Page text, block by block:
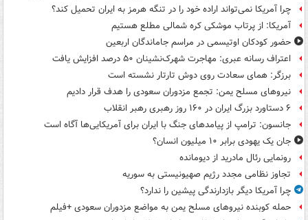
چرا آمریکا نمی‌تواند اراده خود را در تنگه هرمز به ایران تحمیل کند؟
آمریکا: از پرتاب موشکی کره شمالی مطلع هستیم
حضور کودکان اوتیسمی در مراسم جاماندگان اربعین
اعتراف رسانه عبری: مهاجرت شهرک‌نشینان ۵۰ درصد افزایش یافت
برزگر: همای سعادت روی دوش تارتار نشسته است
نیروهای مسلح یمن: تجمع مزدوران سعودی را هدف قرار دادیم
۶ دستاورد بزرگ ایران در ۱۶۰ روز رهبری رهبر انقلاب
جانسون: ترامپ از پیامدهای جنگ با ایران برای آمریکایی‌ها آگاه است
جان یک یهودی برابر ۱۰ میلیون انسان؟
رونمایی رئال مادرید از دیومانده
تجاوز نظامی مجدد رژیم صهیونیستی به سوریه
چرا آمریکا دیگر بازدارندگی پیشین را ندارد؟
حمله کوبنده نیروهای مسلح یمن به مواضع مزدوران سعودی +فیلم